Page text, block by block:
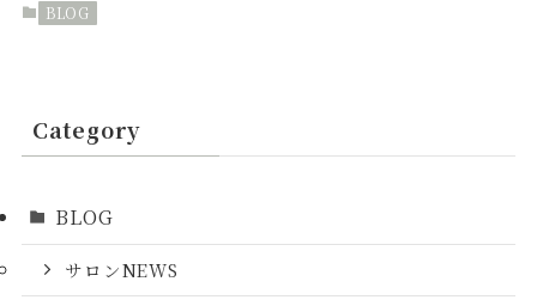
BLOG
Category
BLOG
サロンNEWS